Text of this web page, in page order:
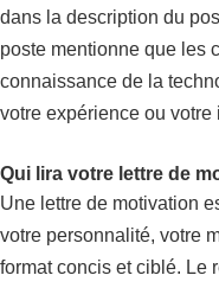
dans la description du
poste mentionne que les
connaissance de la
votre expérience ou
Qui lira votre lettre de
Une lettre de motivation
votre personnalité, votre
format concis et ciblé. Le